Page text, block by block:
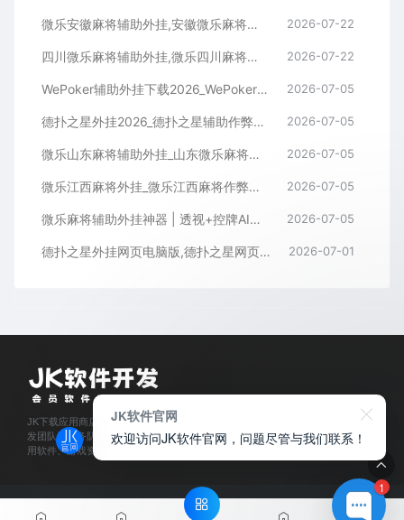
微乐安徽麻将辅助外挂,安徽微乐麻将开挂辅助软件 2026-07-22
四川微乐麻将辅助外挂,微乐四川麻将小程序开挂辅助软件 2026-07-22
WePoker辅助外挂下载2026_WePoker微扑克透视作弊软件 2026-07-05
德扑之星外挂2026_德扑之星辅助作弊软件_德扑之星透视器下载 2026-07-05
微乐山东麻将辅助外挂_山东微乐麻将作弊软件透视下载 2026-07-05
微乐江西麻将外挂_微乐江西麻将作弊辅助软件 2026-07-05
微乐麻将辅助外挂神器 | 透视+控牌AI智能辅助，轻松连胜全场！ 2026-07-05
德扑之星外挂网页电脑版,德扑之星网页版透视辅助器 2026-07-01
JK下载应用商店是经过官方认证,保障正版的软件下载平台,拥有业内资深软件开
发团队和服务队伍,所有软件都通过人工亲测,为每位会员用户提供安全可靠的应
用软件、游戏资源下载及程序开发服务。
- JKxiazai.COM & Theme. All rights
1
JK软件官网
欢迎访问JK软件官网，问题尽管与我们联系！